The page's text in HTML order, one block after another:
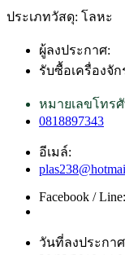
ประเภทวัสดุ: โลหะ
ผู้ลงประกาศ:
รับซื้อเครื่องจั
หมายเลขโทร
0818897343
อีเมล์:
Facebook / Line:
วันที่ลงประกา